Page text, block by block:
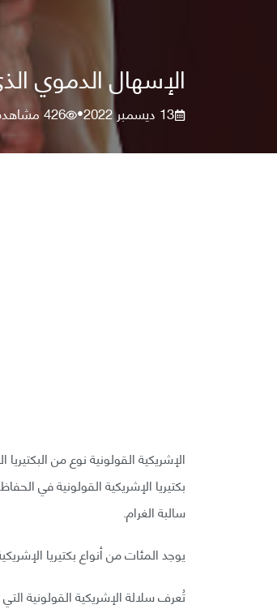
الإسهال الدموي
13 ديسمبر 2022 •
426
الإشريكية القولونية نوع من
بكتيريا الإشريكية القولونية في
سالبة الغرام.
يوجد المئات من أنواع بكتيريا
تُعرف سلالة الإشريكية القولونية